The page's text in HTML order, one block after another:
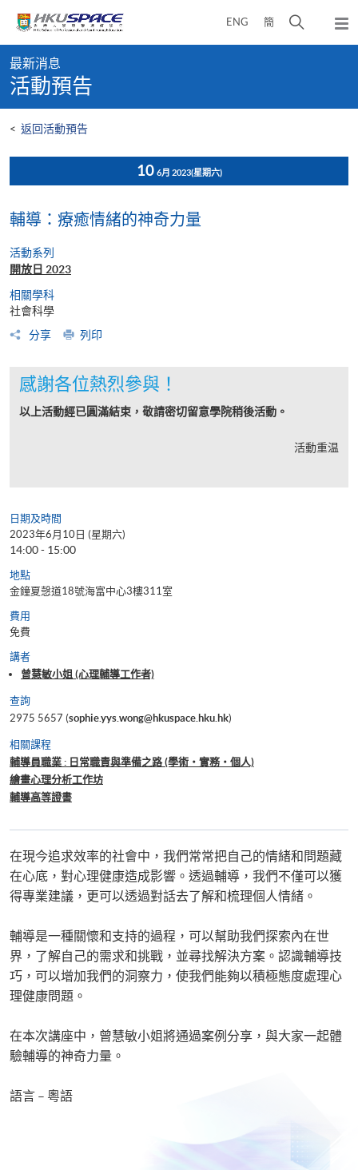
content
ENG 簡
開
彈
出
content
start
最新消息
活動預告
< 返回活動預告
10 6月 2023(星期六)
輔導：療癒情緒的神奇力量
活動系列
開放日 2023
相關學科
社會科學
分享
列印
感謝各位熱烈參與！
以上活動經已圓滿結束，敬請密切留意學院稍後活動。
活動重温
日期及時間
2023年6月10日 (星期六)
14:00 - 15:00
地點
金鐘夏愨道18號海富中心3樓311室
費用
免費
講者
曾慧敏小姐 (心理輔導工作者)
查詢
2975 5657 (sophie.yys.wong@hkuspace.hku.hk)
相關課程
輔導員職業 : 日常職責與準備之路 (學術・實務・個人)
繪畫心理分析工作坊
輔導高等證書
在現今追求效率的社會中，我們常常把自己的情緒和問題藏
在心底，對心理健康造成影響。透過輔導，我們不僅可以獲
得專業建議，更可以透過對話去了解和梳理個人情緒。
輔導是一種關懷和支持的過程，可以幫助我們探索內在世
界，了解自己的需求和挑戰，並尋找解決方案。認識輔導技
巧，可以增加我們的洞察力，使我們能夠以積極態度處理心
理健康問題。
在本次講座中，曾慧敏小姐將通過案例分享，與大家一起體
驗輔導的神奇力量。
語言 – 粵語